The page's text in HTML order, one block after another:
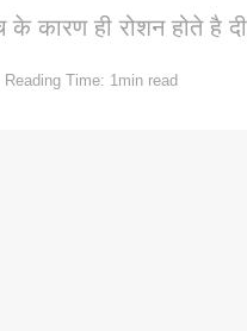
कारण ही रोशन होते है
Reading Time: 1min read